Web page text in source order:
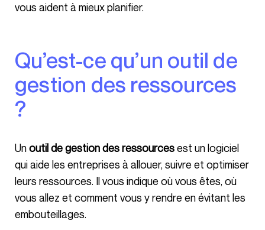
vous aident à mieux planifier.
Qu’est-ce qu’un outil de
gestion des ressources
?
Unoutil de gestion des ressourcesest un logiciel
qui aide les entreprises à allouer, suivre et optimiser
leurs ressources. Il vous indique où vous êtes, où
vous allez et comment vous y rendre en évitant les
embouteillages.